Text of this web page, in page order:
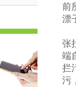
前
漂
张
端
拦
污